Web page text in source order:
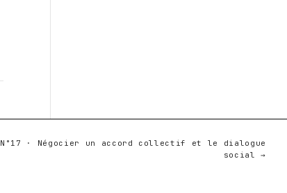
N°17 · Négocier un accord collectif et le dialogue
social →